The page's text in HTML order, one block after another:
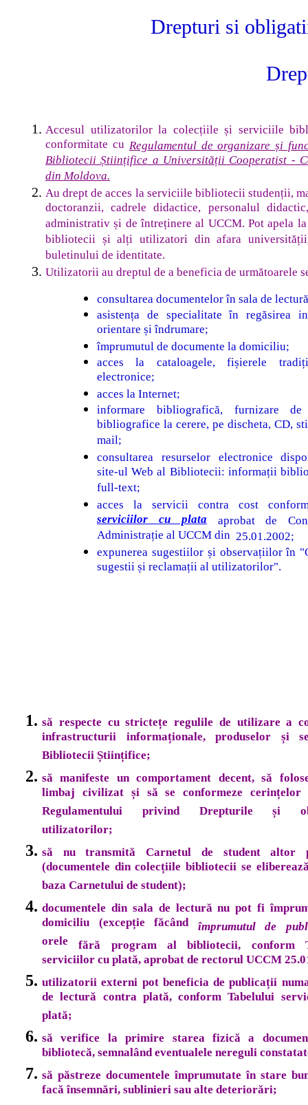
Drepturi si obligatii ale
Accesul utilizatorilor la colecțiile și serviciile
conformitate cu Regulamentul de organizare și
Bibliotecii Științifice a Universității Cooperatist -
din Moldova.
Au drept de acces la serviciile bibliotecii studenții,
doctoranzii, cadrele didactice, personalul
administrativ și de întreținere al UCCM. Pot apela
bibliotecii și alți utilizatori din afara
buletinului de identitate.
Utilizatorii au dreptul de a beneficia de următoarele
consultarea documentelor în sala de
asistența de specialitate în regăsirea
orientare și îndrumare;
împrumutul de documente la domiciliu;
acces la cataloagele, fișierele
electronice;
acces la Internet;
informare bibliografică, furnizare de
bibliografice la cerere, pe discheta, CD,
mail;
consultarea resurselor electronice
site-ul Web al Bibliotecii: informații
full-text;
acces la servicii contra cost
serviciilor cu plata aprobat de
Administrație al UCCM din 25.01.2002;
expunerea sugestiilor și observațiilor în
sugestii și reclamații al utilizatorilor".
să respecte cu strictețe regulile de utilizare a
infrastructurii informaționale, produselor și
Bibliotecii Științifice;
să manifeste un comportament decent, să
limbaj civilizat și să se conformeze cerințelor
Regulamentului privind Drepturile și
utilizatorilor;
să nu transmită Carnetul de student altor
(documentele din colecțiile bibliotecii se
baza Carnetului de student);
documentele din sala de lectură nu pot fi
domiciliu (excepție făcând împrumutul de
orele fără program al bibliotecii, conform
serviciilor cu plată, aprobat de rectorul UCCM
utilizatorii externi pot beneficia de publicații
de lectură contra plată, conform Tabelului
plată;
să verifice la primire starea fizică a
bibliotecă, semnalând eventualele nereguli
să păstreze documentele împrumutate în stare
facă însemnări, sublinieri sau alte deteriorări;